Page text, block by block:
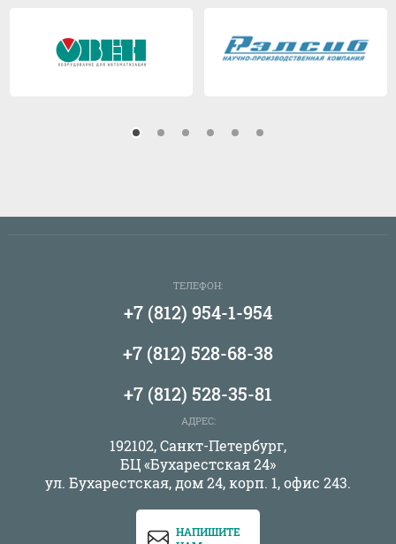
ТЕЛЕФОН:
+7 (812) 954-1-954
+7 (812) 528-68-38
+7 (812) 528-35-81
АДРЕС:
192102, Санкт-Петербург,
БЦ «Бухарестская 24»
ул. Бухарестская, дом 24, корп. 1, офис 243.
НАПИШИТЕ